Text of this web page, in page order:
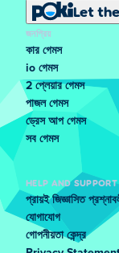
Let
জনপ্রিয়
কার গেমস
io গেমস
2 প্লেয়ার গেমস
পাজল গেমস
ড্রেস আপ গেমস
সব গেমস
HELP AND SUPPORT
প্রায়ই জিজ্ঞাসিত
যোগাযোগ
গোপনীয়তা কেন্দ্র